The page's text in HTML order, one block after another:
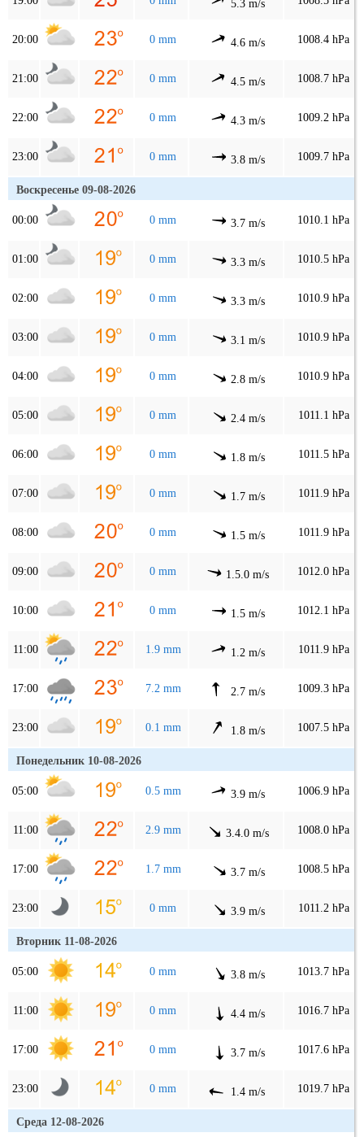
5.3 m/s
20:00 0 mm 4.6 m/s 1008.4 hPa
21:00 0 mm 4.5 m/s 1008.7 hPa
22:00 0 mm 4.3 m/s 1009.2 hPa
23:00 0 mm 3.8 m/s 1009.7 hPa
Воскресенье 09-08-2026
00:00 0 mm 3.7 m/s 1010.1 hPa
01:00 0 mm 3.3 m/s 1010.5 hPa
02:00 0 mm 3.3 m/s 1010.9 hPa
03:00 0 mm 3.1 m/s 1010.9 hPa
04:00 0 mm 2.8 m/s 1010.9 hPa
05:00 0 mm 2.4 m/s 1011.1 hPa
06:00 0 mm 1.8 m/s 1011.5 hPa
07:00 0 mm 1.7 m/s 1011.9 hPa
08:00 0 mm 1.5 m/s 1011.9 hPa
09:00 0 mm 1.5.0 m/s 1012.0 hPa
10:00 0 mm 1.5 m/s 1012.1 hPa
11:00 1.9 mm 1.2 m/s 1011.9 hPa
17:00 7.2 mm 2.7 m/s 1009.3 hPa
23:00 0.1 mm 1.8 m/s 1007.5 hPa
Понедельник 10-08-2026
05:00 0.5 mm 3.9 m/s 1006.9 hPa
11:00 2.9 mm 3.4.0 m/s 1008.0 hPa
17:00 1.7 mm 3.7 m/s 1008.5 hPa
23:00 0 mm 3.9 m/s 1011.2 hPa
Вторник 11-08-2026
05:00 0 mm 3.8 m/s 1013.7 hPa
11:00 0 mm 4.4 m/s 1016.7 hPa
17:00 0 mm 3.7 m/s 1017.6 hPa
23:00 0 mm 1.4 m/s 1019.7 hPa
Среда 12-08-2026